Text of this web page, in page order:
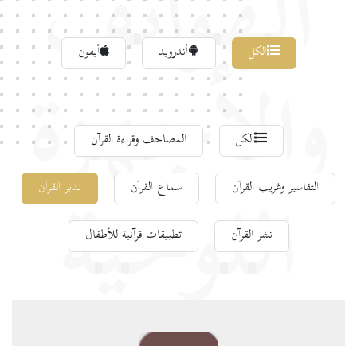
والأجهزة
اللوحية
الكل أندرويد أيفون
الكل المصاحف وقراءة القرآن
التفاسير وغريب القرآن سماع القرآن تدبر القرآن
نشر القرآن تطبيقات قرآنية للأطفال